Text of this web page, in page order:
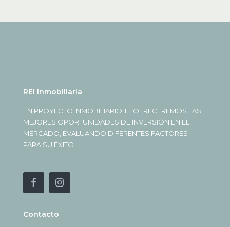
REI Inmobiliaria
EN PROYECTO INMOBILIARIO TE OFRECEREMOS LAS
MEJORES OPORTUNIDADES DE INVERSIÓN EN EL
MERCADO, EVALUANDO DIFERENTES FACTORES
PARA SU ÉXITO.
Contacto